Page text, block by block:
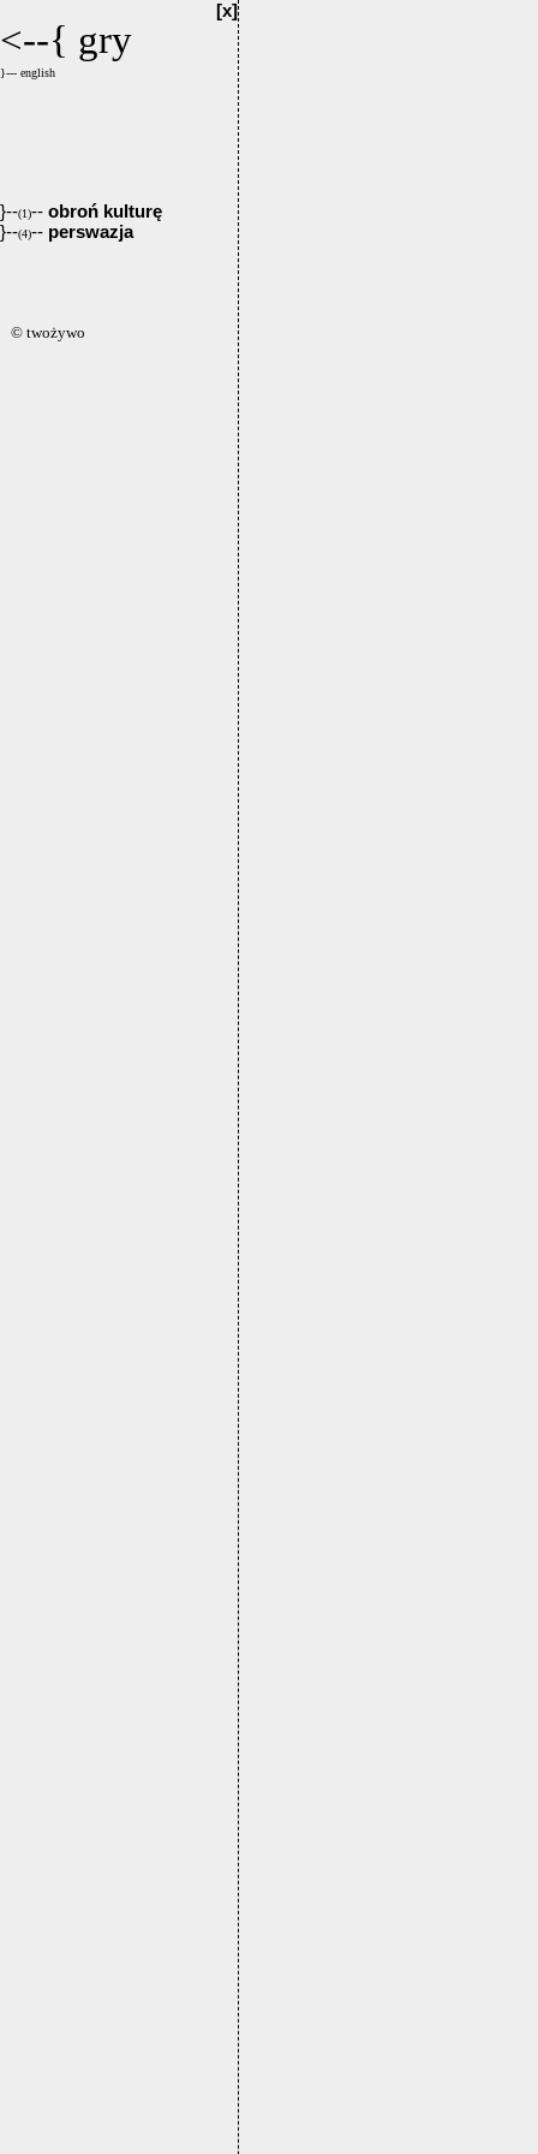
[x]
<--{ gry
}--- english
}--(1)-- obroń kulturę
}--(4)-- perswazja
© twożywo